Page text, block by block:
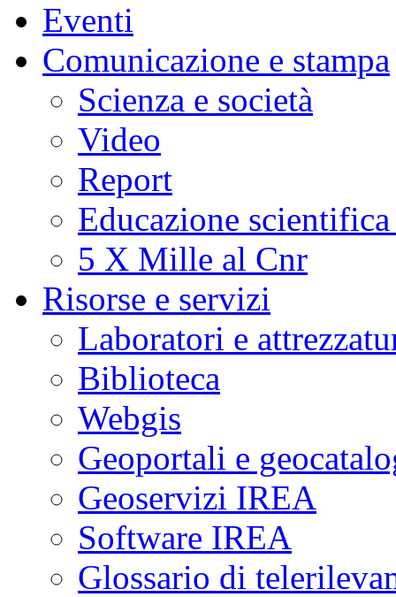
Eventi
Comunicazione e stampa
Scienza e società
Video
Report
Educazione
5 X Mille al Cnr
Risorse e servizi
Laboratori e
Biblioteca
Webgis
Geoportali e
Geoservizi IREA
Software IREA
Glossario di